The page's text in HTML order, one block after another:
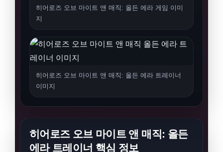
히어로즈 오브 마이트 앤 매직: 올든 에라 게임 이미
지
히어로즈 오브 마이트 앤 매직: 올든 에라 트레이너
이미지
히어로즈 오브 마이트 앤 매직: 올든
에라 트레이너 핵심 정보